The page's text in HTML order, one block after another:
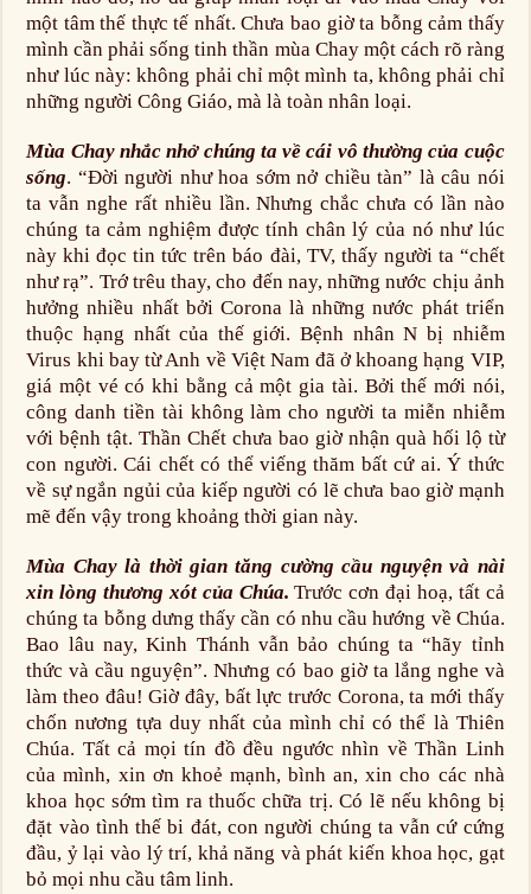
một tâm thế thực tế nhất. Chưa bao giờ ta bỗng cảm thấy
mình cần phải sống tinh thần mùa Chay một cách rõ ràng
như lúc này: không phải chỉ một mình ta, không phải chỉ
những người Công Giáo, mà là toàn nhân loại.
Mùa Chay nhắc nhở chúng ta về cái vô thường của cuộc
sống. “Đời người như hoa sớm nở chiều tàn” là câu nói
ta vẫn nghe rất nhiều lần. Nhưng chắc chưa có lần nào
chúng ta cảm nghiệm được tính chân lý của nó như lúc
này khi đọc tin tức trên báo đài, TV, thấy người ta “chết
như rạ”. Trớ trêu thay, cho đến nay, những nước chịu ảnh
hưởng nhiều nhất bởi Corona là những nước phát triển
thuộc hạng nhất của thế giới. Bệnh nhân N bị nhiễm
Virus khi bay từ Anh về Việt Nam đã ở khoang hạng VIP,
giá một vé có khi bằng cả một gia tài. Bởi thế mới nói,
công danh tiền tài không làm cho người ta miễn nhiễm
với bệnh tật. Thần Chết chưa bao giờ nhận quà hối lộ từ
con người. Cái chết có thể viếng thăm bất cứ ai. Ý thức
về sự ngắn ngủi của kiếp người có lẽ chưa bao giờ mạnh
mẽ đến vậy trong khoảng thời gian này.
Mùa Chay là thời gian tăng cường cầu nguyện và nài
xin lòng thương xót của Chúa. Trước cơn đại hoạ, tất cả
chúng ta bỗng dưng thấy cần có nhu cầu hướng về Chúa.
Bao lâu nay, Kinh Thánh vẫn bảo chúng ta “hãy tỉnh
thức và cầu nguyện”. Nhưng có bao giờ ta lắng nghe và
làm theo đâu! Giờ đây, bất lực trước Corona, ta mới thấy
chốn nương tựa duy nhất của mình chỉ có thể là Thiên
Chúa. Tất cả mọi tín đồ đều ngước nhìn về Thần Linh
của mình, xin ơn khoẻ mạnh, bình an, xin cho các nhà
khoa học sớm tìm ra thuốc chữa trị. Có lẽ nếu không bị
đặt vào tình thế bi đát, con người chúng ta vẫn cứ cứng
đầu, ỷ lại vào lý trí, khả năng và phát kiến khoa học, gạt
bỏ mọi nhu cầu tâm linh.